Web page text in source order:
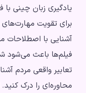
یادگیری زبان چینی
برای تقویت مهارت‌های
آشنایی با اصطلاحات
فیلم‌ها باعث می‌شود
تعابیر واقعی مردم
محاوره‌ای را درک کنید.